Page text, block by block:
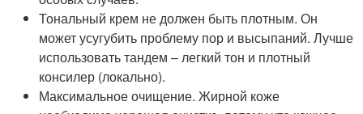
Тональный крем не должен быть плотным. Он
может усугубить проблему пор и высыпаний. Лучше
использовать тандем – легкий тон и плотный
консилер (локально).
Максимальное очищение. Жирной коже